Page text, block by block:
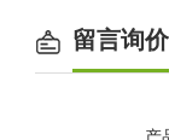
留言询价